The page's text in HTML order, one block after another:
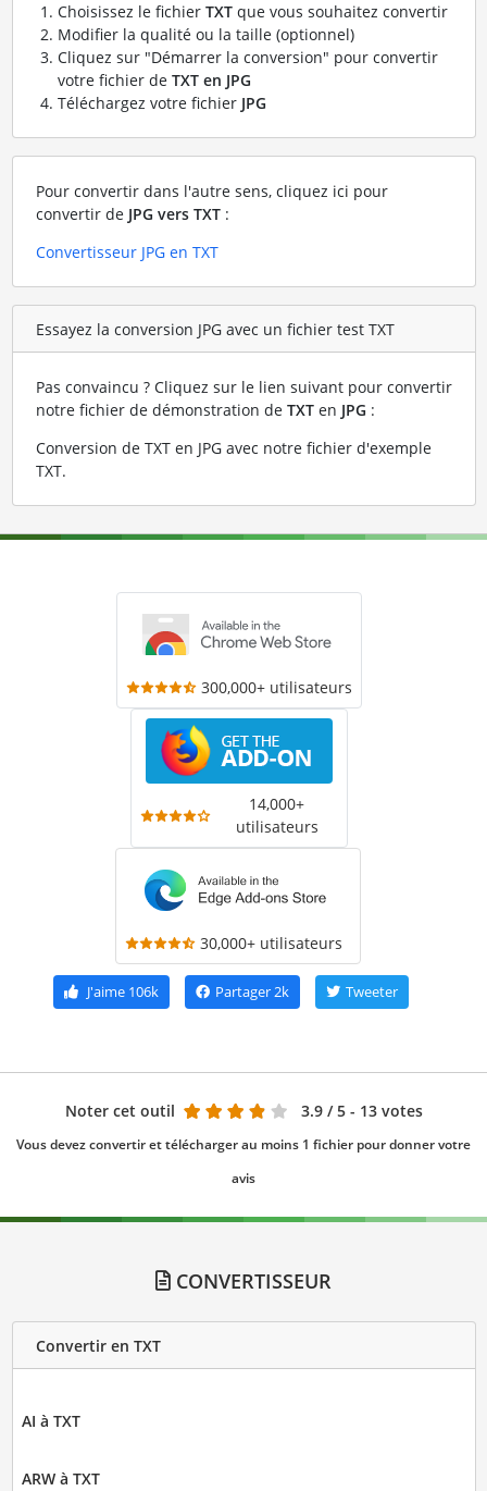
Choisissez le fichier TXTque vous souhaitez convertir
Modifier la qualité ou la taille (optionnel)
Cliquez sur "Démarrer la conversion" pour convertir
votre fichier de TXT en JPG
Téléchargez votre fichier JPG
Pour convertir dans l'autre sens, cliquez ici pour
convertir de JPG vers TXT:
Convertisseur JPG en TXT
Essayez la conversion JPG avec un fichier test TXT
Pas convaincu ? Cliquez sur le lien suivant pour convertir
notre fichier de démonstration de TXTen JPG :
Conversion de TXT en JPG avec notre fichier d'exemple
TXT.
300,000+ utilisateurs
14,000+
utilisateurs
30,000+ utilisateurs
J'aime106k Partager2k Tweeter
Noter cet outil 3.9 / 5 - 13 votes
Vous devez convertir et télécharger au moins 1 fichier pour donner votre
avis
CONVERTISSEUR
Convertir en TXT
AI à TXT
ARW à TXT